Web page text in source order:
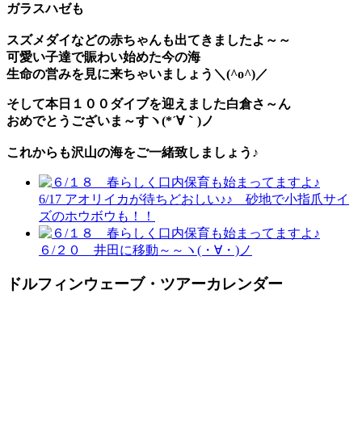
ガラスハゼも
スズメダイなどの赤ちゃんも出てきましたよ～～
可愛い子達で賑わい始めた今の海
生命の営みを見に来ちゃいましょう＼(^o^)／
そして本日 １００ダイブを迎えました白倉さ～ん
おめでとうございま～すヽ(*´∀｀)ノ
これからも沢山の海をご一緒致しましょう♪
6/17 アオリイカが待ちどおしい♪♪ 砂地で小指爪サイ
ズのホウボウも！！
６/２０ 井田に移動～～ヽ(・∀・)ノ
ドルフィンウェーブ・ツアーカレンダー